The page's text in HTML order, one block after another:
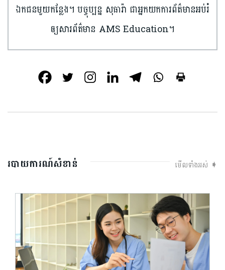
ឯកជនមួយកន្លែង។ បច្ចុប្បន្ន សុធារ៉ា ជាអ្នកយកការព័ត៌មានអប់រំ
ឲ្យសារព័ត៌មាន AMS Education។
របាយការណ៍សំខាន់ មើលទាំងអស់ ➧